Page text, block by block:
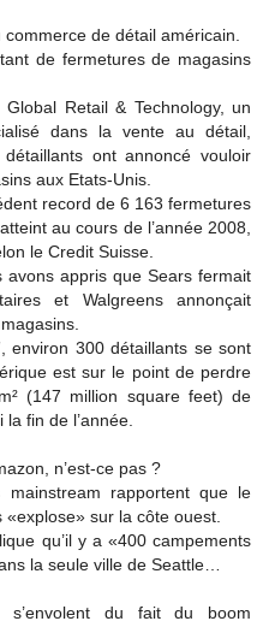
de détail américain.
de fermetures de magasins
Retail & Technology, un
dans la vente au détail,
ont annoncé vouloir
aux Etats-Unis.
record de 6 163 fermetures
au cours de l’année 2008,
le Credit Suisse.
avons appris que Sears fermait
et Walgreens annonçait
environ 300 détaillants se sont
est sur le point de perdre
(147 million square feet) de
fin de l’année.
n’est-ce pas ?
mainstream rapportent que le
sur la côte ouest.
qu’il y a «400 campements
la seule ville de Seattle…
s’envolent du fait du boom